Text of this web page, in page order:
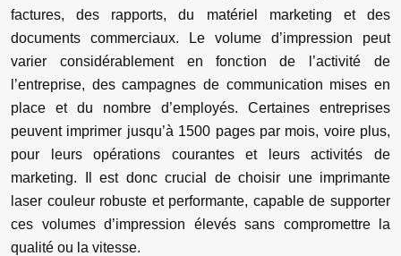
factures, des rapports, du matériel marketing et des
documents commerciaux. Le volume d’impression peut
varier considérablement en fonction de l’activité de
l’entreprise, des campagnes de communication mises en
place et du nombre d’employés. Certaines entreprises
peuvent imprimer jusqu’à 1500 pages par mois, voire plus,
pour leurs opérations courantes et leurs activités de
marketing. Il est donc crucial de choisir une imprimante
laser couleur robuste et performante, capable de supporter
ces volumes d’impression élevés sans compromettre la
qualité ou la vitesse.